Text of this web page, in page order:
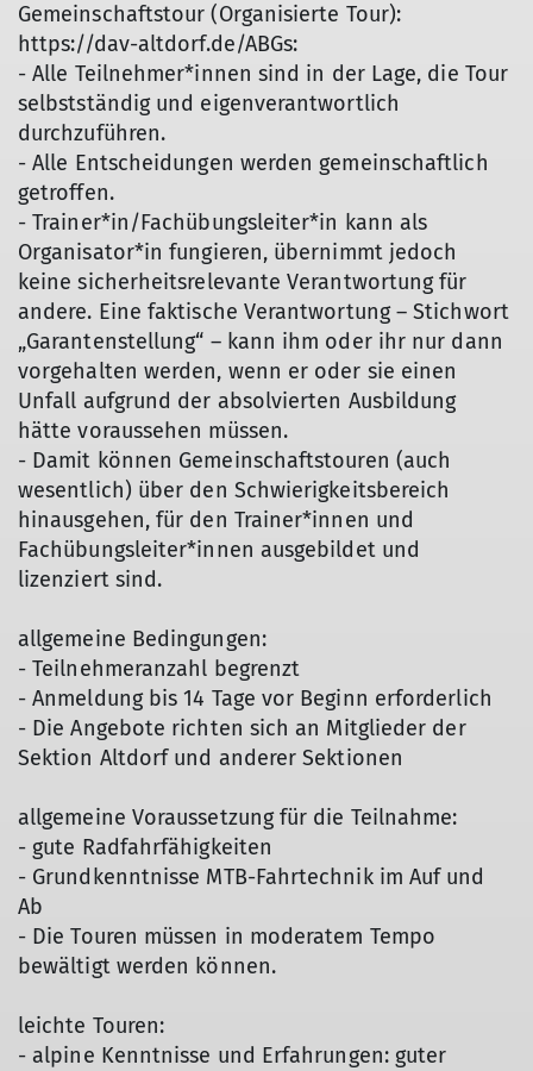
Gemeinschaftstour (Organisierte Tour):
https://dav-altdorf.de/ABGs:
- Alle Teilnehmer*innen sind in der Lage, die Tour
selbstständig und eigenverantwortlich
durchzuführen.
- Alle Entscheidungen werden gemeinschaftlich
getroffen.
- Trainer*in/Fachübungsleiter*in kann als
Organisator*in fungieren, übernimmt jedoch
keine sicherheitsrelevante Verantwortung für
andere. Eine faktische Verantwortung – Stichwort
„Garantenstellung“ – kann ihm oder ihr nur dann
vorgehalten werden, wenn er oder sie einen
Unfall aufgrund der absolvierten Ausbildung
hätte voraussehen müssen.
- Damit können Gemeinschaftstouren (auch
wesentlich) über den Schwierigkeitsbereich
hinausgehen, für den Trainer*innen und
Fachübungsleiter*innen ausgebildet und
lizenziert sind.
allgemeine Bedingungen:
- Teilnehmeranzahl begrenzt
- Anmeldung bis 14 Tage vor Beginn erforderlich
- Die Angebote richten sich an Mitglieder der
Sektion Altdorf und anderer Sektionen
allgemeine Voraussetzung für die Teilnahme:
- gute Radfahrfähigkeiten
- Grundkenntnisse MTB-Fahrtechnik im Auf und
Ab
- Die Touren müssen in moderatem Tempo
bewältigt werden können.
leichte Touren:
- alpine Kenntnisse und Erfahrungen: guter